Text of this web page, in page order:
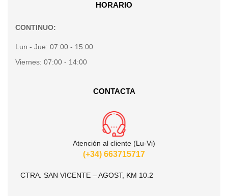
HORARIO
CONTINUO:
Lun - Jue: 07:00 - 15:00
Viernes: 07:00 - 14:00
CONTACTA
Atención al cliente (Lu-Vi)
(+34) 663715717
CTRA. SAN VICENTE – AGOST, KM 10.2